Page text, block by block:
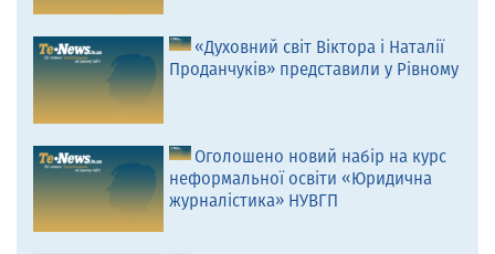
«Духовний світ Віктора і Наталії
Проданчуків» представили у Рівному
Оголошено новий набір на курс
неформальної освіти «Юридична
журналістика» НУВГП